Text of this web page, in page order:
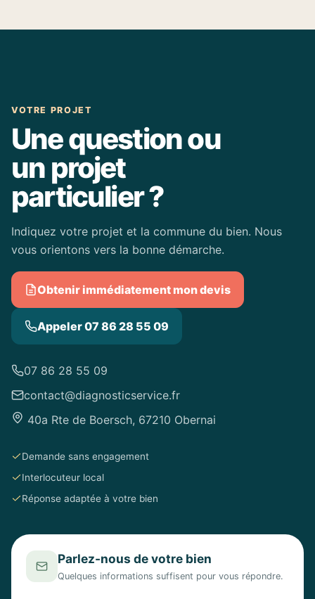
VOTRE PROJET
Une question ou
un projet
particulier ?
Indiquez votre projet et la commune du bien. Nous
vous orientons vers la bonne démarche.
Obtenir immédiatement mon devis
Appeler 07 86 28 55 09
07 86 28 55 09
contact@diagnosticservice.fr
40a Rte de Boersch, 67210 Obernai
Demande sans engagement
Interlocuteur local
Réponse adaptée à votre bien
Parlez-nous de votre bien
Quelques informations suffisent pour vous répondre.